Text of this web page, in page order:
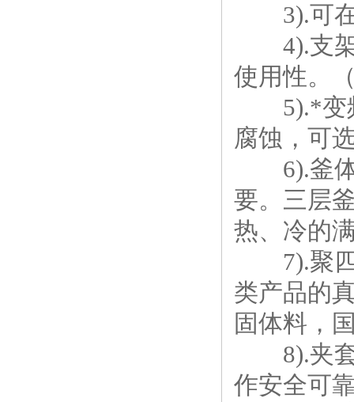
3).可在
4).支架
使用性。
5).*变频
腐蚀，可
6).釜体
要。三层
热、冷的
7).聚四
类产品的
固体料，
8).夹套
作安全可